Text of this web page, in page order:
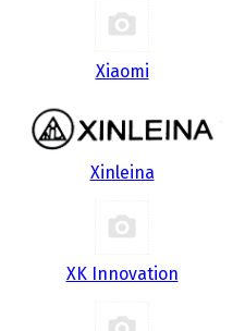
Xiaomi
Xinleina
XK Innovation